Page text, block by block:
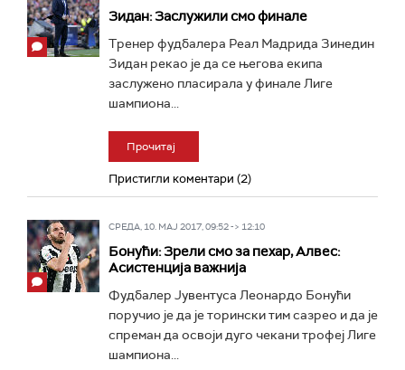
Зидан: Заслужили смо финале
Тренер фудбалера Реал Мадрида Зинедин
Зидан рекао је да се његова екипа
заслужено пласирала у финале Лиге
шампиона...
Прочитај
Пристигли коментари (2)
СРЕДА, 10. МАЈ 2017, 09:52 -> 12:10
Бонући: Зрели смо за пехар, Алвес:
Асистенција важнија
Фудбалер Јувентуса Леонардо Бонући
поручио је да је торински тим сазрео и да је
спреман да освоји дуго чекани трофеј Лиге
шампиона...